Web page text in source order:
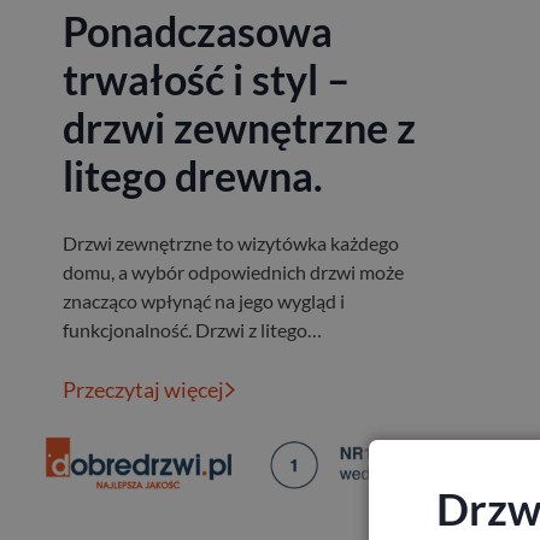
Ponadczasowa
trwałość i styl –
drzwi zewnętrzne z
litego drewna.
Drzwi zewnętrzne to wizytówka każdego
domu, a wybór odpowiednich drzwi może
znacząco wpłynąć na jego wygląd i
funkcjonalność. Drzwi z litego…
Przeczytaj więcej